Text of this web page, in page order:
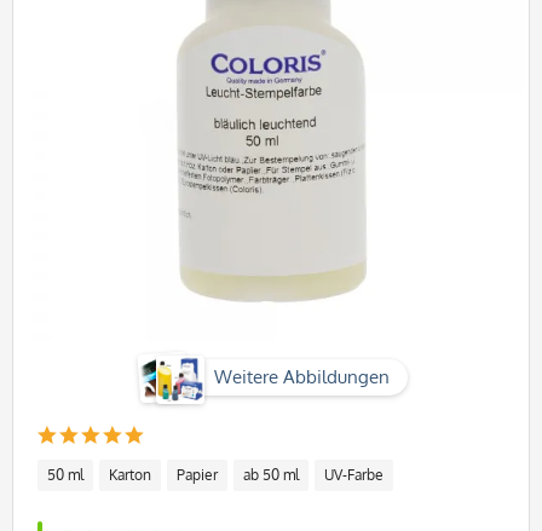
Weitere Abbildungen
50 ml Karton Papier ab 50 ml UV-Farbe